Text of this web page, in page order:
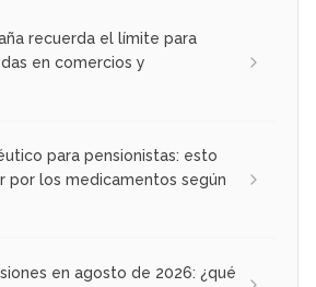
recuerda el límite para
en comercios y
para pensionistas: esto
por los medicamentos según
en agosto de 2026: ¿qué